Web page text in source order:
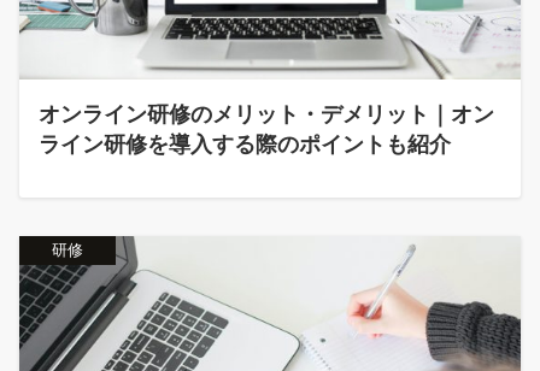
オンライン研修のメリット・デメリット｜オン
ライン研修を導入する際のポイントも紹介
研修